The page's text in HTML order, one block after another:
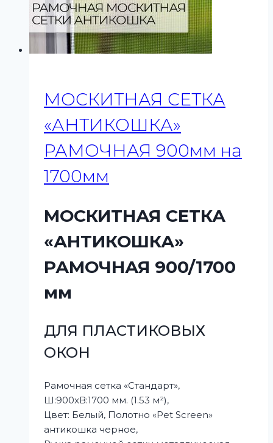
МОСКИТНАЯ СЕТКА
«АНТИКОШКА»
РАМОЧНАЯ 900мм на
1700мм
МОСКИТНАЯ СЕТКА
«АНТИКОШКА»
РАМОЧНАЯ 900/1700
мм
ДЛЯ ПЛАСТИКОВЫХ
ОКОН
Рамочная сетка «Стандарт»,
Ш:900xВ:1700 мм. (1.53 м²),
Цвет: Белый, Полотно «Pet Screen»
антикошка черное,